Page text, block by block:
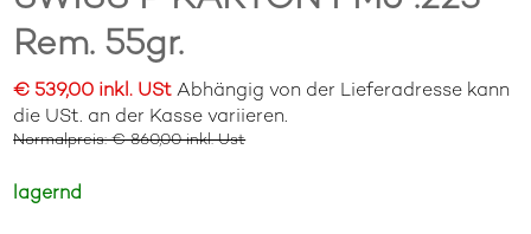
Rem. 55gr.
€ 539,00 inkl. UStAbhängig von der Lieferadresse kann
die USt. an der Kasse variieren.
Normalpreis: € 860,00 inkl. Ust
lagernd